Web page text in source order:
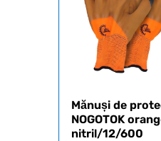
Mănuși de
NOGOTOK
nitril/12/600